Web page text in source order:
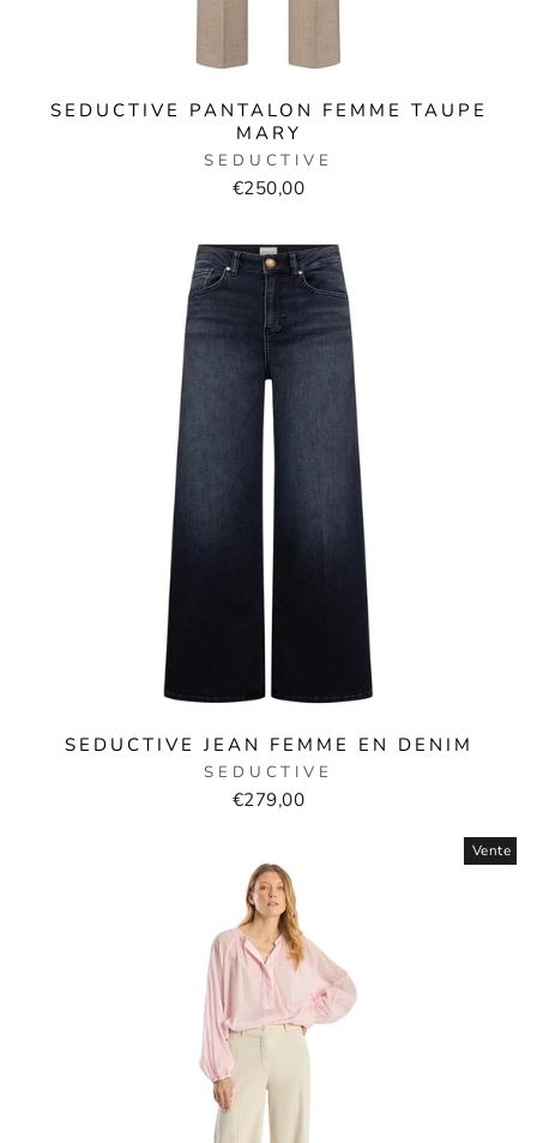
SEDUCTIVE PANTALON FEMME TAUPE
MARY
SEDUCTIVE
€250,00
SEDUCTIVE JEAN FEMME EN DENIM
SEDUCTIVE
€279,00
Vente